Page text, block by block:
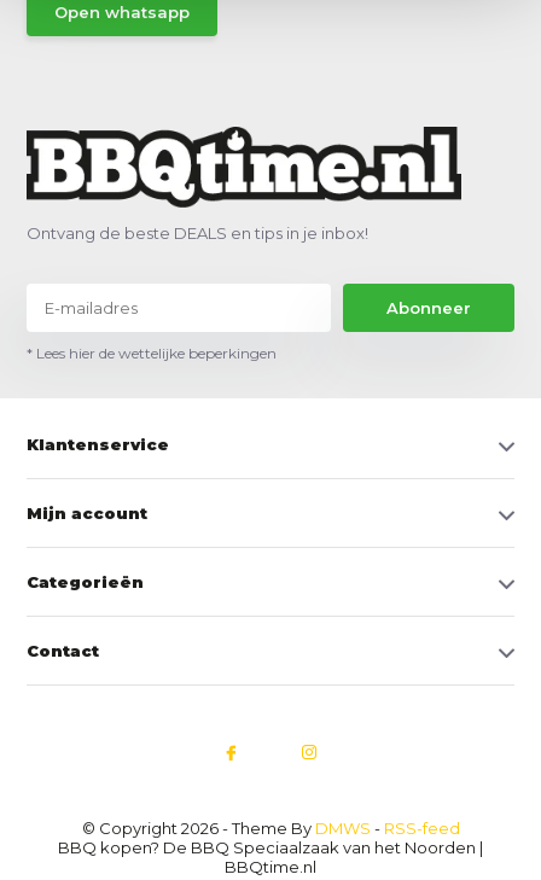
Open whatsapp
Ontvang de beste DEALS en tips in je inbox!
Abonneer
* Lees hier de wettelijke beperkingen
Klantenservice
Mijn account
Categorieën
Contact
© Copyright 2026 - Theme By DMWS - RSS-feed
BBQ kopen? De BBQ Speciaalzaak van het Noorden |
BBQtime.nl